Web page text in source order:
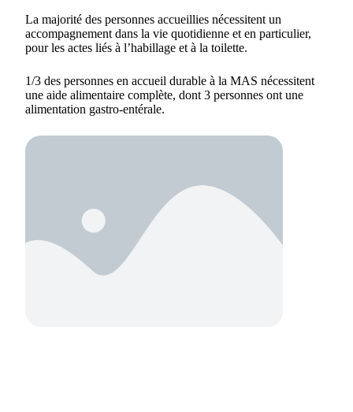
La majorité des personnes accueillies nécessitent un
accompagnement dans la vie quotidienne et en particulier,
pour les actes liés à l’habillage et à la toilette.
1/3 des personnes en accueil durable à la MAS nécessitent
une aide alimentaire complète, dont 3 personnes ont une
alimentation gastro-entérale.